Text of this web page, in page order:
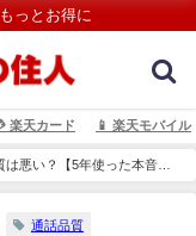
っとお得に
楽天カード 📱 楽天モバイル
悪い？【5年使った本音】
通話品質